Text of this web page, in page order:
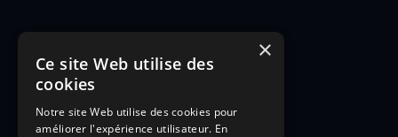
×
Ce site Web utilise des
cookies
Notre site Web utilise des cookies pour
améliorer l'expérience utilisateur. En